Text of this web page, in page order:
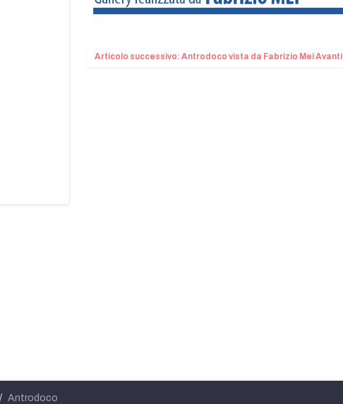
Articolo successivo: Antrodoco vista da Fabrizio MeiAvanti
Antrodoco